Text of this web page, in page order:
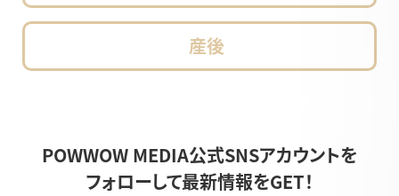
産後
POWWOW MEDIA公式SNSアカウントを
フォローして最新情報をGET！